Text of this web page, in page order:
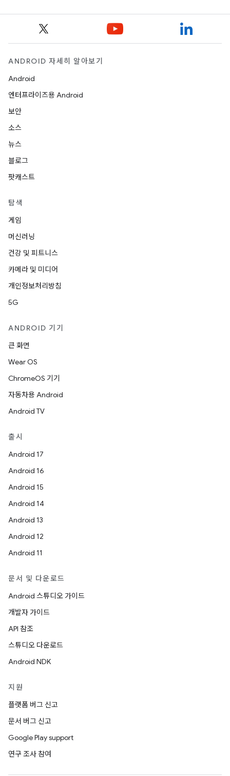
ANDROID 자세히 알아보기
Android
엔터프라이즈용 Android
보안
소스
뉴스
블로그
팟캐스트
탐색
게임
머신러닝
건강 및 피트니스
카메라 및 미디어
개인정보처리방침
5G
ANDROID 기기
큰 화면
Wear OS
ChromeOS 기기
자동차용 Android
Android TV
출시
Android 17
Android 16
Android 15
Android 14
Android 13
Android 12
Android 11
문서 및 다운로드
Android 스튜디오 가이드
개발자 가이드
API 참조
스튜디오 다운로드
Android NDK
지원
플랫폼 버그 신고
문서 버그 신고
Google Play support
연구 조사 참여